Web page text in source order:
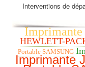
Interventions de
Imprimante
HEWLETT-
Portable SAMSUNG
Imprimante